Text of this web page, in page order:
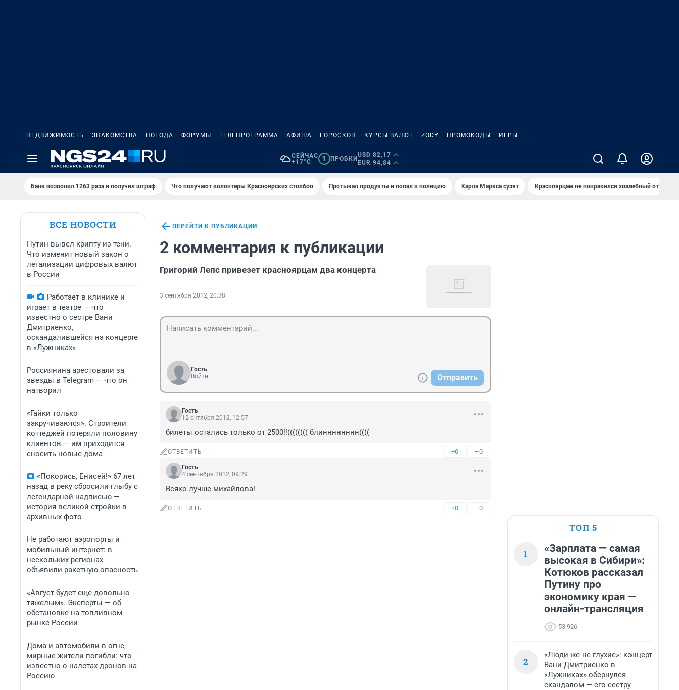
НЕДВИЖИМОСТЬ ЗНАКОМСТВА ПОГОДА ФОРУМЫ ТЕЛЕПРОГРАММА АФИША ГОРОСКОП КУРСЫ ВАЛЮТ ZODY ПРОМОКОДЫ ИГРЫ
СЕЙЧАС
+17°C
1 ПРОБКИ
USD 82,17
EUR 94,84
Банк позвонил 1263 раза и получил штраф Что получают волонтеры Красноярских столбов Протыкал продукты и попал в полицию Карла Маркса сузят Красноярцам не понравился хвалебный отзыв о
ВСЕ НОВОСТИ
Путин вывел крипту из тени.
Что изменит новый закон о
легализации цифровых валют
в России
Работает в клинике и
играет в театре — что
известно о сестре Вани
Дмитриенко,
оскандалившейся на концерте
в «Лужниках»
Россиянина арестовали за
звезды в Telegram — что он
натворил
«Гайки только
закручиваются». Строители
коттеджей потеряли половину
клиентов — им приходится
сносить новые дома
«Покорись, Енисей!» 67 лет
назад в реку сбросили глыбу с
легендарной надписью —
история великой стройки в
архивных фото
Не работают аэропорты и
мобильный интернет: в
нескольких регионах
объявили ракетную опасность
«Август будет еще довольно
тяжелым». Эксперты — об
обстановке на топливном
рынке России
Дома и автомобили в огне,
мирные жители погибли: что
известно о налетах дронов на
Россию
ПЕРЕЙТИ К ПУБЛИКАЦИИ
2 комментария к публикации
Григорий Лепс привезет красноярцам два концерта
3 сентября 2012, 20:38
Гость
Войти
Отправить
Гость
12 октября 2012, 12:57
билеты остались только от 2500!!(((((((( блинннннннн((((
ОТВЕТИТЬ +0 –0
Гость
4 сентября 2012, 09:29
Всяко лучше михайлова!
ОТВЕТИТЬ +0 –0
ТОП 5
1
«Зарплата — самая
высокая в Сибири»:
Котюков рассказал
Путину про
экономику края —
онлайн-трансляция
53 926
2
«Люди же не глухие»: концерт
Вани Дмитриенко в
«Лужниках» обернулся
скандалом — его сестру